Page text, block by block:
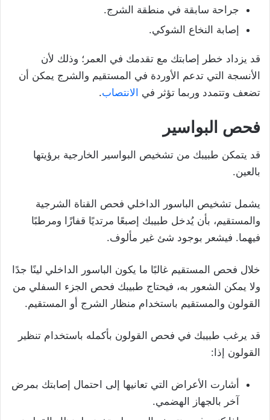
جراحة سابقة في منطقة الشرج.
إصابة النخاع الشوكي.
قد يزداد خطر إصابتك مع تقدمك في العمر؛ وذلك لأن
الأنسجة التي تدعم الأوردة في المستقيم والشرج يمكن أن
تضعف وتتمدد وربما تؤثر في الانتصاب.
فحص البواسير
قد يتمكن طبيبك من تشخيص البواسير الخارجية برؤيتها
بالعين.
يشمل تشخيص الباسور الداخلي فحص القناة الشرجية
والمستقيم، بأن يُدخل طبيبك إصبعًا مرتديًا قفازًا ومرطبًا
فيهما. فيشعر بوجود شئ غير مألوف.
خلال فحص المستقيم غالبًا ما يكون الباسور الداخلي لينًا جدًا
ولا يمكن الشعور به، فيحتاج طبيبك فحص الجزء السفلي من
القولون والمستقيم باستخدام منظار الشرج أو المستقيم.
قد يرغب طبيبك في فحص القولون بأكمله باستخدام تنظير
القولون إذا:
أشارت الأعراض التي تعانيها إلى احتمال إصابتك بمرض
آخر بالجهاز الهضمي.